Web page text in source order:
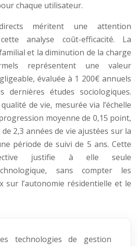
chaque utilisateur.
méritent une attention
analyse coût-efficacité. La
et la diminution de la charge
représentent une valeur
évaluée à 1 200€ annuels
études sociologiques.
de vie, mesurée via l’échelle
moyenne de 0,15 point,
2,3 années de vie ajustées sur la
période de suivi de 5 ans. Cette
justifie à elle seule
sans compter les
sur l’autonomie résidentielle et le
technologies de gestion